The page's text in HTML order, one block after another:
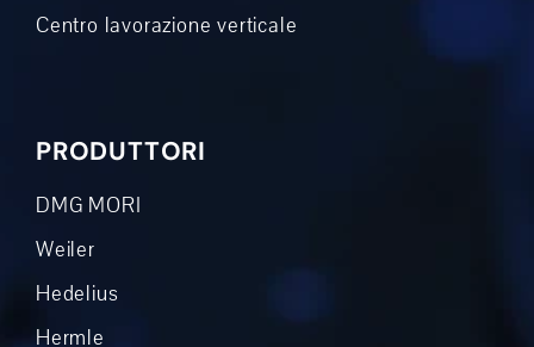
Centro lavorazione verticale
PRODUTTORI
DMG MORI
Weiler
Hedelius
Hermle